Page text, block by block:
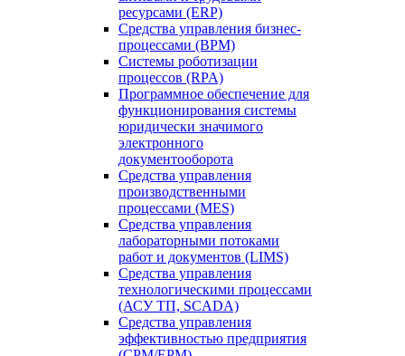
ресурсами (ERP)
Средства управления бизнес-
процессами (BPM)
Системы роботизации
процессов (RPA)
Программное обеспечение для
функционирования системы
юридически значимого
электронного
документооборота
Средства управления
производственными
процессами (MES)
Средства управления
лабораторными потоками
работ и документов (LIMS)
Средства управления
технологическими процессами
(АСУ ТП, SCADA)
Средства управления
эффективностью предприятия